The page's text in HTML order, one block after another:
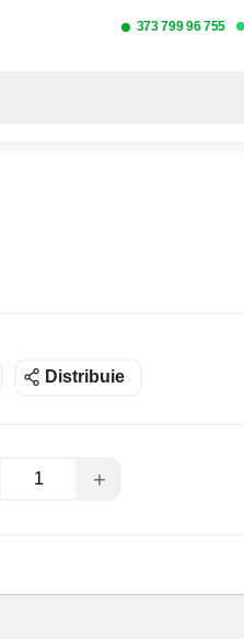
373 799 96 755
Distribuie
+